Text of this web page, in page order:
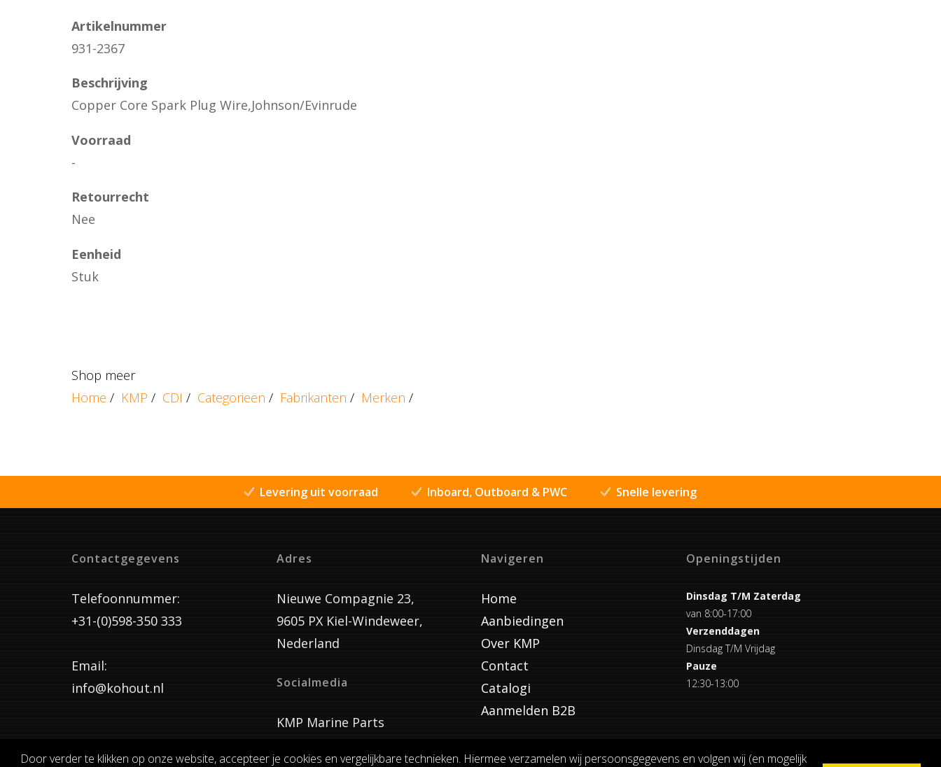
Door verder te klikken op onze website, accepteer je cookies en vergelijkbare technieken. Hiermee verzamelen wij persoonsgegevens en volgen wij (en mogelijk
Artikelnummer
931-2367
Beschrijving
Copper Core Spark Plug Wire,Johnson/Evinrude
Voorraad
-
Retourrecht
Nee
Eenheid
Stuk
Shop meer
Home / KMP / CDI / Categorieën / Fabrikanten / Merken /
Levering uit voorraad Inboard, Outboard & PWC Snelle levering
Contactgegevens
Telefoonnummer:
+31-(0)598-350 333
Email:
info@kohout.nl
Adres
Nieuwe Compagnie 23,
9605 PX Kiel-Windeweer,
Nederland
Socialmedia
KMP Marine Parts
Navigeren
Home
Aanbiedingen
Over KMP
Contact
Catalogi
Aanmelden B2B
Openingstijden
Dinsdag T/M Zaterdag
van 8:00-17:00
Verzenddagen
Dinsdag T/M Vrijdag
Pauze
12:30-13:00